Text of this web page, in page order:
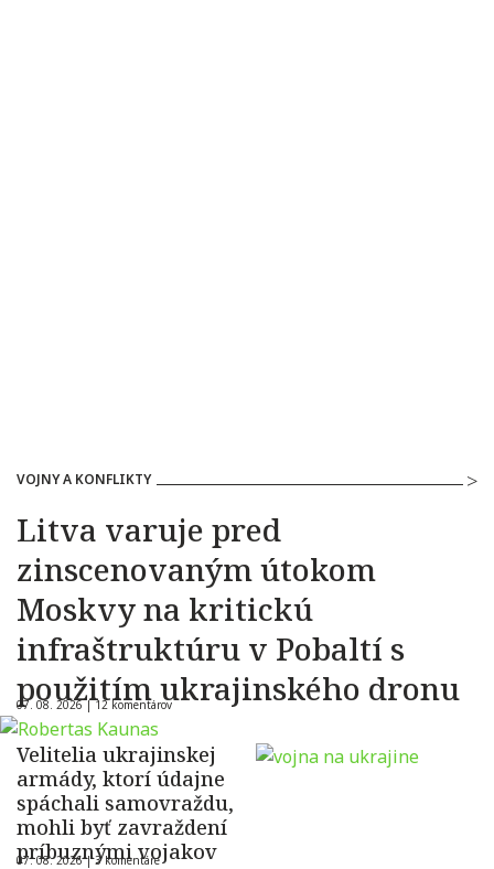
VOJNY A KONFLIKTY
Litva varuje pred
zinscenovaným útokom
Moskvy na kritickú
infraštruktúru v Pobaltí s
použitím ukrajinského dronu
07. 08. 2026 |12 komentárov
Velitelia ukrajinskej
armády, ktorí údajne
spáchali samovraždu,
mohli byť zavraždení
príbuznými vojakov
07. 08. 2026 |3 komentáre